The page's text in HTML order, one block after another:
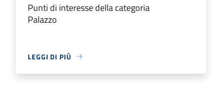
Punti di interesse della categoria
Palazzo
LEGGI DI PIÙ